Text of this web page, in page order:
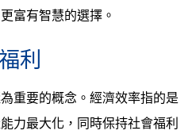
富有智慧的選擇。
利
重要的概念。經濟效率指的是
力最大化，同時保持社會福利